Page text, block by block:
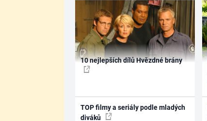
10 nejlepších dílů Hvězdné brány
TOP filmy a seriály podle mladých
diváků